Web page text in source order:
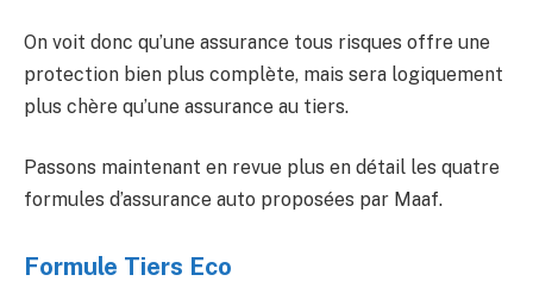
On voit donc qu’une assurance tous risques offre une
protection bien plus complète, mais sera logiquement
plus chère qu’une assurance au tiers.
Passons maintenant en revue plus en détail les quatre
formules d’assurance auto proposées par Maaf.
Formule Tiers Eco